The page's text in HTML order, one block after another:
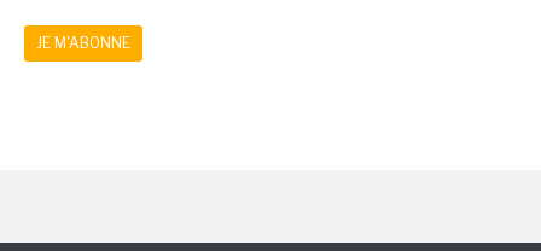
JE M'ABONNE